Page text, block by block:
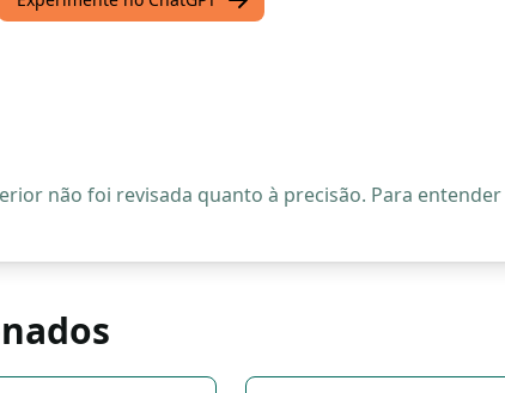
não foi revisada quanto à precisão. Para